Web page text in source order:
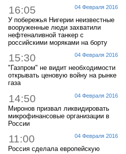
04 Февраля 2016
16:05
У побережья Нигерии неизвестные
вооруженные люди захватили
нефтеналивной танкер с
российскими моряками на борту
04 Февраля 2016
15:30
"Газпром" не видит необходимости
открывать ценовую войну на рынке
газа
04 Февраля 2016
14:50
Миронов призвал ликвидировать
микрофинансовые организации в
России
04 Февраля 2016
11:00
Россия сделала европейскую